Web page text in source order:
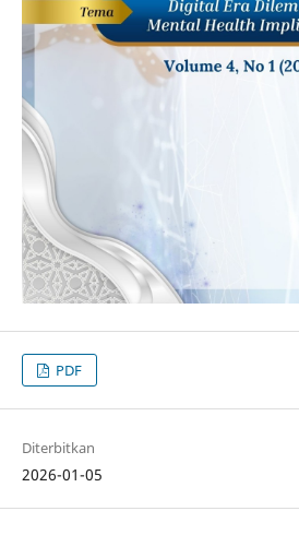
PDF
Diterbitkan
2026-01-05